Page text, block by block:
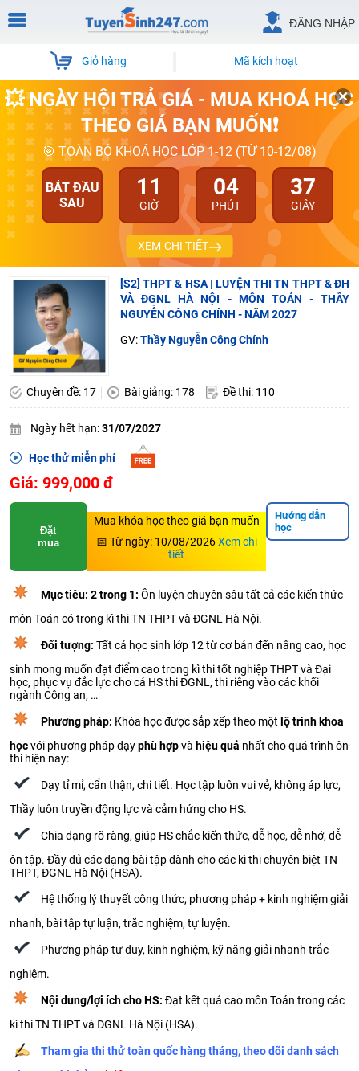
ĐĂNG NHẬP
Giỏ hàng Mã kích hoạt
💥 NGÀY HỘI TRẢ GIÁ - MUA KHOÁ HỌC
THEO GIÁ BẠN MUỐN❗
🎯 TOÀN BỘ KHOÁ HỌC LỚP 1-12 (TỪ 10-12/08)
BẮT ĐẦU
SAU
11
GIỜ
04
PHÚT
36
GIÂY
XEM CHI TIẾT
[S2] THPT & HSA | LUYỆN THI TN THPT & ĐH
VÀ ĐGNL HÀ NỘI - MÔN TOÁN - THẦY
NGUYỄN CÔNG CHÍNH - NĂM 2027
GV:Thầy Nguyễn Công Chính
Chuyên đề: 17 Bài giảng: 178 Đề thi: 110
Ngày hết hạn:31/07/2027
Học thử miễn phí
Giá: 999,000 đ
Đặt
mua
Mua khóa học theo giá bạn muốn
📅 Từ ngày: 10/08/2026Xem chi
tiết
Hướng dẫn
học
Mục tiêu: 2 trong 1: Ôn luyện chuyên sâu tất cả các kiến thức
môn Toán có trong kì thi TN THPT và ĐGNL Hà Nội.
Đối tượng: Tất cả học sinh lớp 12 từ cơ bản đến nâng cao, học
sinh mong muốn đạt điểm cao trong kì thi tốt nghiệp THPT và Đại
học, phục vụ đắc lực cho cả HS thi ĐGNL, thi riêng vào các khối
ngành Công an, …
Phương pháp: Khóa học được sắp xếp theo một lộ trình khoa
họcvới phương pháp dạyphù hợpvà hiệu quả nhất cho quá trình ôn
thi hiện nay:
Dạy tỉ mỉ, cẩn thận, chi tiết. Học tập luôn vui vẻ, không áp lực,
Thầy luôn truyền động lực và cảm hứng cho HS.
Chia dạng rõ ràng, giúp HS chắc kiến thức, dễ học, dễ nhớ, dễ
ôn tập. Đầy đủ các dạng bài tập dành cho các kì thi chuyên biệt TN
THPT, ĐGNL Hà Nội (HSA).
Hệ thống lý thuyết công thức, phương pháp + kinh nghiệm giải
nhanh, bài tập tự luận, trắc nghiệm, tự luyện.
Phương pháp tư duy, kinh nghiệm, kỹ năng giải nhanh trắc
nghiệm.
Nội dung/lợi ích cho HS: Đạt kết quả cao môn Toán trong các
kì thi TN THPT và ĐGNL Hà Nội (HSA).
Tham gia thi thử toàn quốc hàng tháng, theo dõi danh sách